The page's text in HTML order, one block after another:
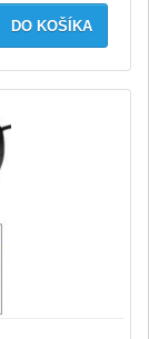
DO KOŠÍKA